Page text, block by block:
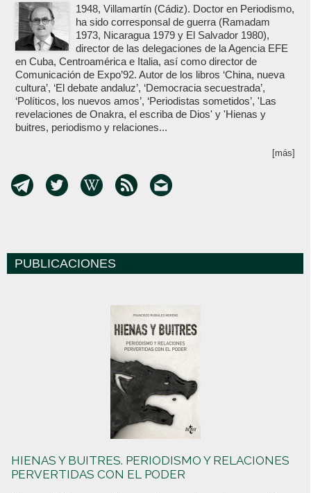
1948, Villamartín (Cádiz). Doctor en Periodismo,
ha sido corresponsal de guerra (Ramadam
1973, Nicaragua 1979 y El Salvador 1980),
director de las delegaciones de la Agencia EFE
en Cuba, Centroamérica e Italia, así como director de
Comunicación de Expo’92. Autor de los libros ‘China, nueva
cultura’, ‘El debate andaluz’, ‘Democracia secuestrada’,
‘Políticos, los nuevos amos’, ‘Periodistas sometidos’, 'Las
revelaciones de Onakra, el escriba de Dios' y 'Hienas y
buitres, periodismo y relaciones...
[más]
PUBLICACIONES
HIENAS Y BUITRES. PERIODISMO Y RELACIONES
PERVERTIDAS CON EL PODER